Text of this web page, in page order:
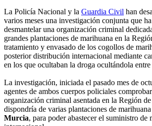
La Policía Nacional y la Guardia Civil han
varios meses una investigación conjunta que
desmantelar una organización criminal
grandes plantaciones de marihuana en la
tratamiento y envasado de los cogollos de
posterior distribución internacional mediante
en los que ocultaban la droga ocultándola
La investigación, iniciada el pasado mes de
agentes de ambos cuerpos policiales
organización criminal asentada en la Región
dispondría de varias plantaciones de
Murcia, para poder abastecer el suministro de